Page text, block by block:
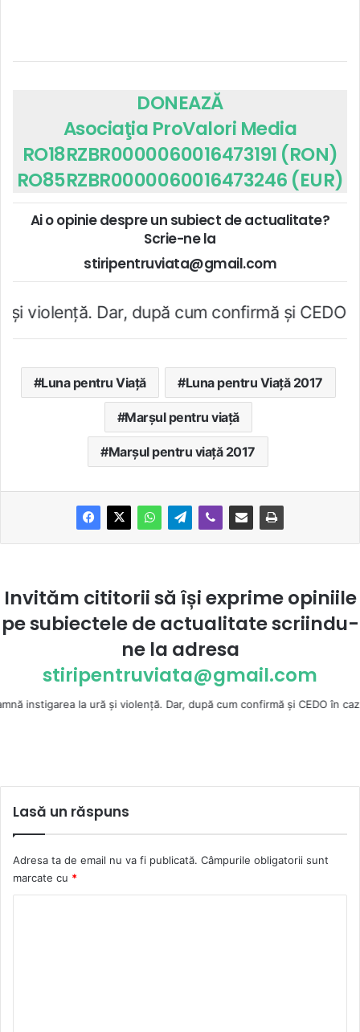
DONEAZĂ
Asociaţia ProValori Media
RO18RZBR0000060016473191 (RON)
RO85RZBR0000060016473246 (EUR)
Ai o opinie despre un subiect de actualitate?
Scrie-ne la
stiripentruviata@gmail.com
după cum confirmă şi CEDO în cazul
Luna pentru Viață Luna pentru Viață 2017
Marşul pentru viaţă
Marșul pentru viață 2017
Invităm cititorii să își exprime opiniile
pe subiectele de actualitate scriindu-
ne la adresa
stiripentruviata@gmail.com
ură şi violenţă. Dar, după cum confirmă şi CEDO în cazul
Lasă un răspuns
Adresa ta de email nu va fi publicată. Câmpurile obligatorii sunt
marcate cu *